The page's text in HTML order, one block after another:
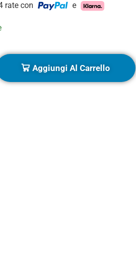
rate con e
Aggiungi Al Carrello